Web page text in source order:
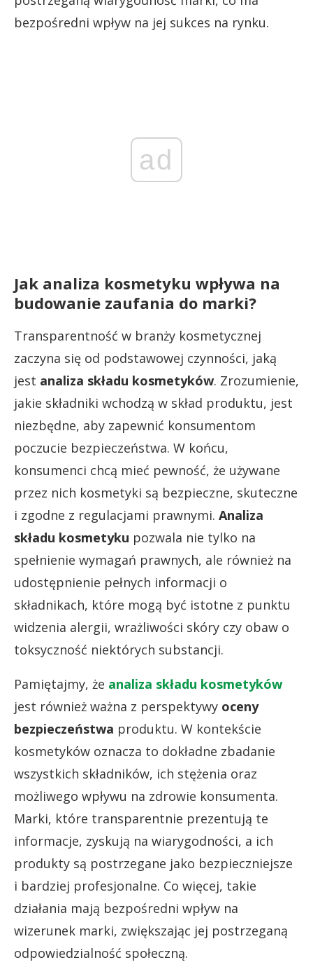
bezpośredni wpływ na jej sukces na rynku.
ad
Jak analiza kosmetyku wpływa na
budowanie zaufania do marki?
Transparentność w branży kosmetycznej
zaczyna się od podstawowej czynności, jaką
jest analiza składu kosmetyków. Zrozumienie,
jakie składniki wchodzą w skład produktu, jest
niezbędne, aby zapewnić konsumentom
poczucie bezpieczeństwa. W końcu,
konsumenci chcą mieć pewność, że używane
przez nich kosmetyki są bezpieczne, skuteczne
i zgodne z regulacjami prawnymi. Analiza
składu kosmetyku pozwala nie tylko na
spełnienie wymagań prawnych, ale również na
udostępnienie pełnych informacji o
składnikach, które mogą być istotne z punktu
widzenia alergii, wrażliwości skóry czy obaw o
toksyczność niektórych substancji.
Pamiętajmy, że analiza składu kosmetyków
jest również ważna z perspektywy oceny
bezpieczeństwa produktu. W kontekście
kosmetyków oznacza to dokładne zbadanie
wszystkich składników, ich stężenia oraz
możliwego wpływu na zdrowie konsumenta.
Marki, które transparentnie prezentują te
informacje, zyskują na wiarygodności, a ich
produkty są postrzegane jako bezpieczniejsze
i bardziej profesjonalne. Co więcej, takie
działania mają bezpośredni wpływ na
wizerunek marki, zwiększając jej postrzeganą
odpowiedzialność społeczną.